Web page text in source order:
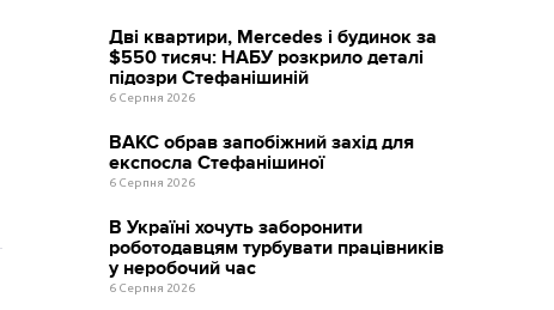
Дві квартири, Mercedes і будинок за
$550 тисяч: НАБУ розкрило деталі
підозри Стефанішиній
6 Серпня 2026
ВАКС обрав запобіжний захід для
експосла Стефанішиної
6 Серпня 2026
В Україні хочуть заборонити
роботодавцям турбувати працівників
у неробочий час
6 Серпня 2026